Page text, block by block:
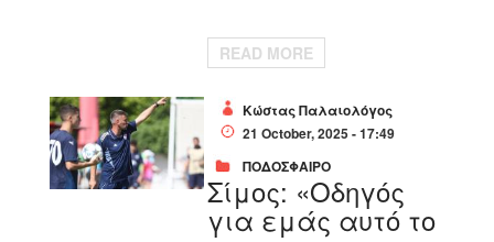
READ MORE
Κώστας Παλαιολόγος
21 October, 2025 - 17:49
ΠΟΔΟΣΦΑΙΡΟ
Σίμος: «Οδηγός
για εμάς αυτό το